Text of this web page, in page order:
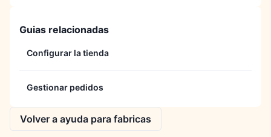
Guias relacionadas
Configurar la tienda
Gestionar pedidos
Volver a ayuda para fabricas